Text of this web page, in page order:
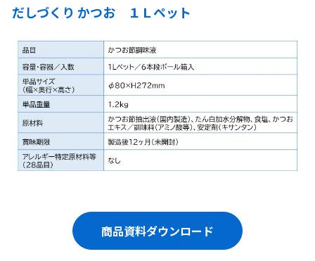
だしづくり かつお １Ｌペット
商品資料ダウンロード